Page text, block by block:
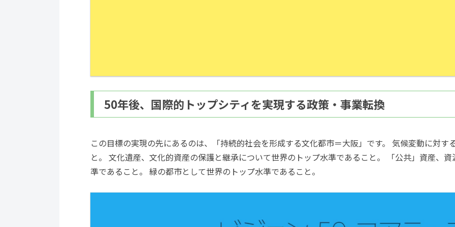
50年後、国際的トップシティを実現する政策・事業転換
この目標の実現の先にあるのは、「持続的社会を形成する文化都市＝大阪」です。 気候変動に対す
と。 文化遺産、文化的資産の保護と継承について世界のトップ水準であること。 「公共」資産、
準であること。 緑の都市として世界のトップ水準であること。